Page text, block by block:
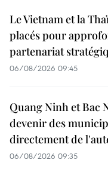
Le Vietnam et la
placés pour
partenariat
06/08/2026 09:45
Quang Ninh et Bac
devenir des
directement de
06/08/2026 09:35